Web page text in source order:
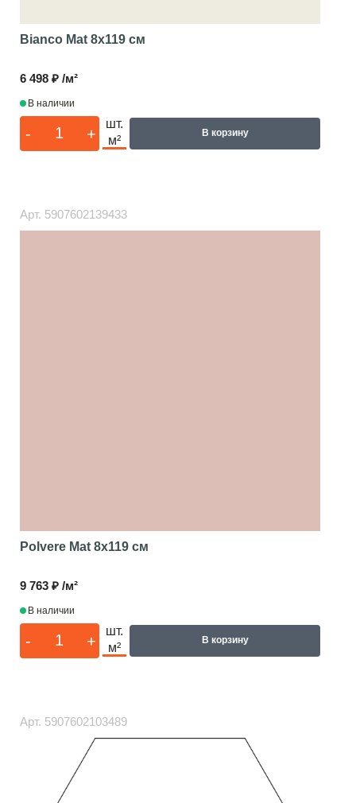
Bianco Mat 8x119 см
6 498 ₽ /м²
В наличии
- +
шт.
м²
В корзину
Арт. 5907602139433
Polvere Mat 8x119 см
9 763 ₽ /м²
В наличии
- +
шт.
м²
В корзину
Арт. 5907602103489